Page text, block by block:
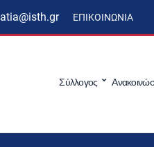
ΕΠΙΚΟΙΝΩΝΊΑ
Σύλλογος